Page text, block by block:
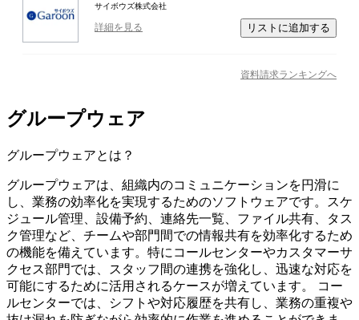
サイボウズ株式会社
詳細を見る リストに追加する
資料請求ランキングへ
グループウェア
グループウェアとは？
グループウェアは、組織内のコミュニケーションを円滑に
し、業務の効率化を実現するためのソフトウェアです。スケ
ジュール管理、設備予約、連絡先一覧、ファイル共有、タス
ク管理など、チームや部門間での情報共有を効率化するため
の機能を備えています。特にコールセンターやカスタマーサ
クセス部門では、スタッフ間の連携を強化し、迅速な対応を
可能にするために活用されるケースが増えています。 コー
ルセンターでは、シフトや対応履歴を共有し、業務の重複や